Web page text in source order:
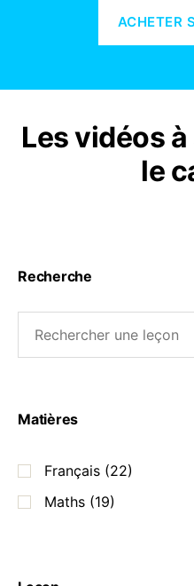
ACHETER
Les vidéos
le
Recherche
Matières
Français (22)
Maths (19)